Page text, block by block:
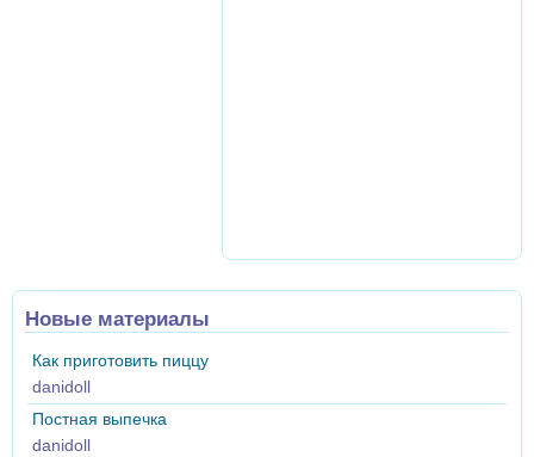
Новые материалы
Как приготовить пиццу
danidoll
Постная выпечка
danidoll